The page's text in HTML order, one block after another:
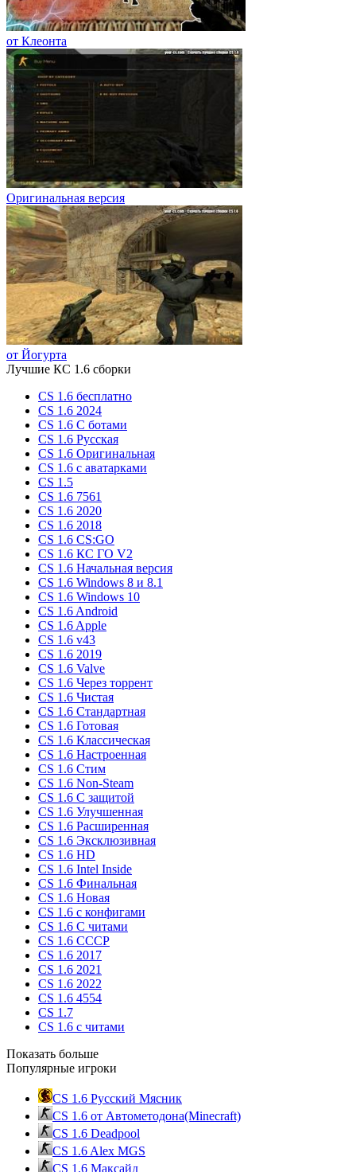
от Клеонта
Оригинальная версия
от Йогурта
Лучшие КС 1.6 сборки
CS 1.6 бесплатно
CS 1.6 2024
CS 1.6 С ботами
CS 1.6 Русская
CS 1.6 Оригинальная
CS 1.6 c аватарками
CS 1.5
CS 1.6 7561
CS 1.6 2020
CS 1.6 2018
CS 1.6 CS:GO
CS 1.6 КС ГО V2
CS 1.6 Начальная версия
CS 1.6 Windows 8 и 8.1
CS 1.6 Windows 10
CS 1.6 Android
CS 1.6 Apple
CS 1.6 v43
CS 1.6 2019
CS 1.6 Valve
CS 1.6 Через торрент
CS 1.6 Чистая
CS 1.6 Стандартная
CS 1.6 Готовая
CS 1.6 Классическая
CS 1.6 Настроенная
CS 1.6 Стим
CS 1.6 Non-Steam
CS 1.6 C защитой
CS 1.6 Улучшенная
CS 1.6 Расширенная
CS 1.6 Эксклюзивная
CS 1.6 HD
CS 1.6 Intel Inside
CS 1.6 Финальная
CS 1.6 Новая
CS 1.6 с конфигами
CS 1.6 С читами
CS 1.6 CCCP
CS 1.6 2017
CS 1.6 2021
CS 1.6 2022
CS 1.6 4554
CS 1.7
CS 1.6 с читами
Показать больше
Популярные игроки
CS 1.6 Русский Мясник
CS 1.6 от Автометодона(Minecraft)
CS 1.6 Deadpool
CS 1.6 Alex MGS
CS 1.6 Максайд